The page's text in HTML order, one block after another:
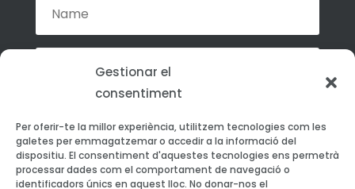
Gestionar el
consentiment
Per oferir-te la millor experiència, utilitzem tecnologies com les
galetes per emmagatzemar o accedir a la informació del
dispositiu. El consentiment d'aquestes tecnologies ens permetrà
processar dades com el comportament de navegació o
identificadors únics en aquest lloc. No donar-nos el
Accepto la política de privacitat de La
Intersindical.
Subscriu-te